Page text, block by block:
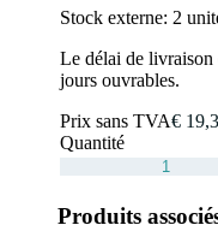
Stock externe: 2
Le délai de livraison
jours ouvrables.
Prix sans TVA€
Quantité
Produits